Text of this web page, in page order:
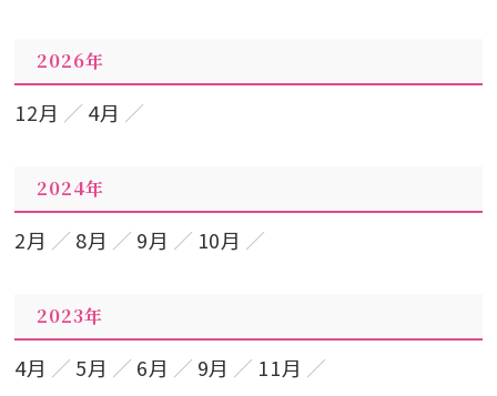
2026年
12月 4月
2024年
2月 8月 9月 10月
2023年
4月 5月 6月 9月 11月